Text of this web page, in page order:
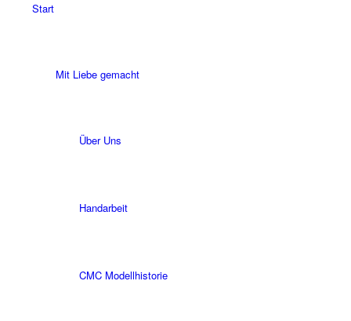
Start
Mit Liebe gemacht
Über Uns
Handarbeit
CMC Modellhistorie